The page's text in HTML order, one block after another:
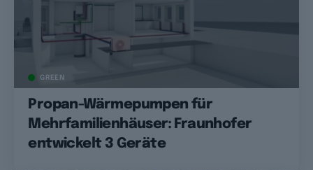
GREEN
Propan-Wärmepumpen für
Mehrfamilienhäuser: Fraunhofer
entwickelt 3 Geräte